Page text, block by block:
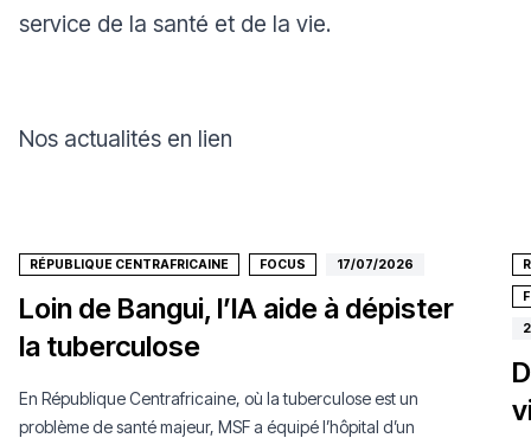
service de la santé et de la vie.
Nos actualités en lien
RÉPUBLIQUE CENTRAFRICAINE FOCUS 17/07/2026
Loin de Bangui, l’IA aide à dépister
la tuberculose
En République Centrafricaine, où la tuberculose est un
problème de santé majeur, MSF a équipé l’hôpital d’un